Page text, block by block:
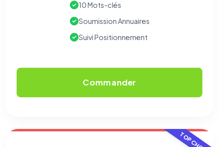
10 Mots-clés
Soumission Annuaires
Suivi Positionnement
Commander
Nécessaires au fonctionnement du site : session, sécurité,
peuvent pas être désactivés.
anonymisées via Google Analytics.